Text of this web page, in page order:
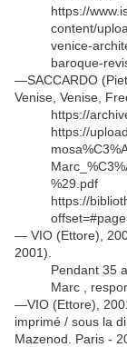
https://
content/
venice-
baroque-
—SACCARDO
Venise, Venise,
https://
https://
%29.pdf
https://
— VIO (Ettore),
2001).
Pendant 35
Marc ,
—VIO (Ettore),
imprimé / sous la
Mazenod. Paris -